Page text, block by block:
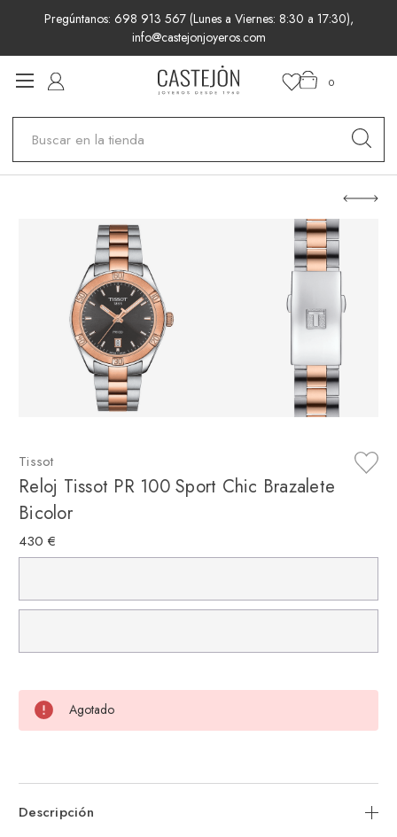
Pregúntanos: 698 913 567 (Lunes a Viernes: 8:30 a 17:30),
info@castejonjoyeros.com
0
Tissot
Reloj Tissot PR 100 Sport Chic Brazalete
Bicolor
430 €
Agotado
Descripción